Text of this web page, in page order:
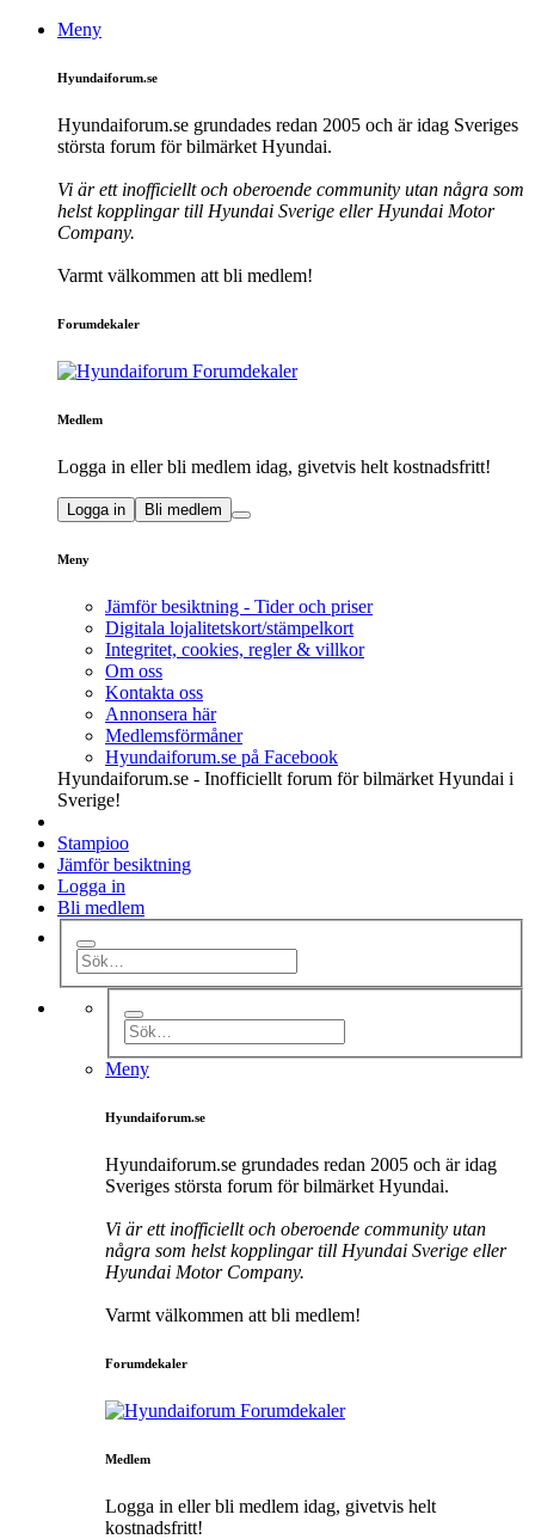
Meny
Hyundaiforum.se
Hyundaiforum.se grundades redan 2005 och är idag Sveriges
största forum för bilmärket Hyundai.
Vi är ett inofficiellt och oberoende community utan några som
helst kopplingar till Hyundai Sverige eller Hyundai Motor
Company.
Varmt välkommen att bli medlem!
Forumdekaler
Medlem
Logga in eller bli medlem idag, givetvis helt kostnadsfritt!
Logga in Bli medlem
Meny
Jämför besiktning - Tider och priser
Digitala lojalitetskort/stämpelkort
Integritet, cookies, regler & villkor
Om oss
Kontakta oss
Annonsera här
Medlemsförmåner
Hyundaiforum.se på Facebook
Hyundaiforum.se - Inofficiellt forum för bilmärket Hyundai i
Sverige!
Stampioo
Jämför besiktning
Logga in
Bli medlem
Meny
Hyundaiforum.se
Hyundaiforum.se grundades redan 2005 och är idag
Sveriges största forum för bilmärket Hyundai.
Vi är ett inofficiellt och oberoende community utan
några som helst kopplingar till Hyundai Sverige eller
Hyundai Motor Company.
Varmt välkommen att bli medlem!
Forumdekaler
Medlem
Logga in eller bli medlem idag, givetvis helt
kostnadsfritt!